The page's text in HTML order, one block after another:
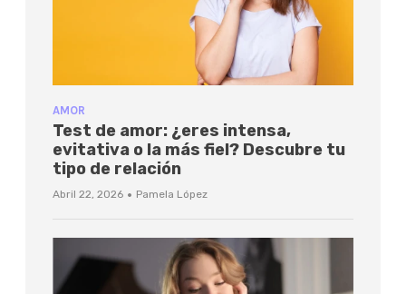
AMOR
Test de amor: ¿eres intensa,
evitativa o la más fiel? Descubre tu
tipo de relación
Abril 22, 2026 · Pamela López